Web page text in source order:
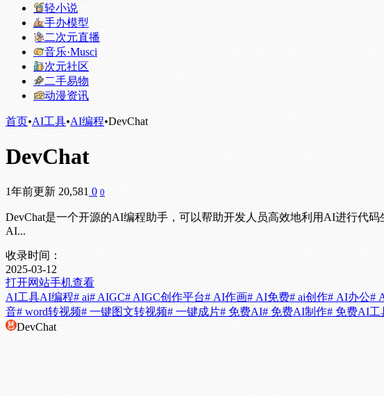
轻小说
手办模型
二次元直播
音乐·Musci
次元社区
二手易物
动漫资讯
首页•AI工具•AI编程•DevChat
DevChat
1年前更新 20,581 0 0
DevChat是一个开源的AI编程助手，可以帮助开发人员高效地利用AI进行代
AI...
收录时间：
2025-03-12
打开网站手机查看
AI工具AI编程# ai# AIGC# AIGC创作平台# AI作画# AI免费# ai创作# AI办公#
音# word转视频# 一键图文转视频# 一键成片# 免费AI# 免费AI制作# 免费AI工
DevChat